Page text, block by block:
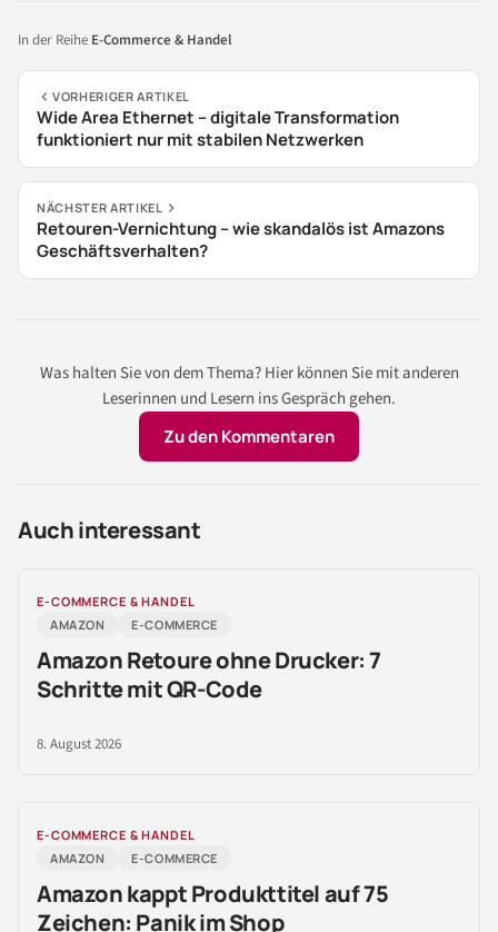
In der Reihe E-Commerce & Handel
VORHERIGER ARTIKEL
Wide Area Ethernet – digitale Transformation
funktioniert nur mit stabilen Netzwerken
NÄCHSTER ARTIKEL
Retouren-Vernichtung – wie skandalös ist Amazons
Geschäftsverhalten?
Was halten Sie von dem Thema? Hier können Sie mit anderen
Leserinnen und Lesern ins Gespräch gehen.
Zu den Kommentaren
Auch interessant
E-COMMERCE & HANDEL
AMAZON
E-COMMERCE
Amazon Retoure ohne Drucker: 7
Schritte mit QR-Code
8. August 2026
E-COMMERCE & HANDEL
AMAZON
E-COMMERCE
Amazon kappt Produkttitel auf 75
Zeichen: Panik im Shop